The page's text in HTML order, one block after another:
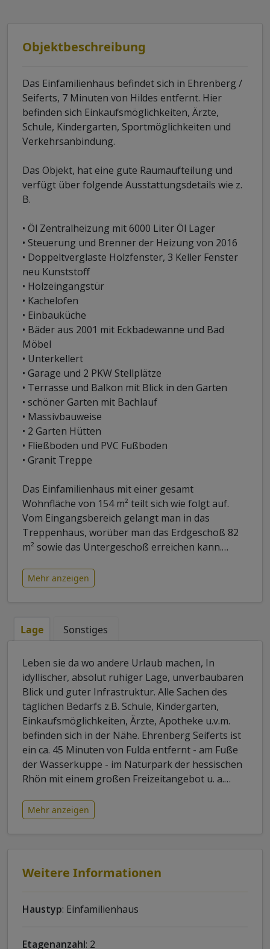
Objektbeschreibung
Das Einfamilienhaus befindet sich in Ehrenberg /
Seiferts, 7 Minuten von Hildes entfernt. Hier
befinden sich Einkaufsmöglichkeiten, Ärzte,
Schule, Kindergarten, Sportmöglichkeiten und
Verkehrsanbindung.
Das Objekt, hat eine gute Raumaufteilung und
verfügt über folgende Ausstattungsdetails wie z.
B.
• Öl Zentralheizung mit 6000 Liter Öl Lager
• Steuerung und Brenner der Heizung von 2016
• Doppeltverglaste Holzfenster, 3 Keller Fenster
neu Kunststoff
• Holzeingangstür
• Kachelofen
• Einbauküche
• Bäder aus 2001 mit Eckbadewanne und Bad
Möbel
• Unterkellert
• Garage und 2 PKW Stellplätze
• Terrasse und Balkon mit Blick in den Garten
• schöner Garten mit Bachlauf
• Massivbauweise
• 2 Garten Hütten
• Fließboden und PVC Fußboden
• Granit Treppe
Das Einfamilienhaus mit einer gesamt
Wohnfläche von 154 m² teilt sich wie folgt auf.
Vom Eingangsbereich gelangt man in das
Treppenhaus, worüber man das Erdgeschoß 82
m² sowie das Untergeschoß erreichen kann.…
Mehr anzeigen
Lage Sonstiges
Leben sie da wo andere Urlaub machen, In
idyllischer, absolut ruhiger Lage, unverbaubaren
Blick und guter Infrastruktur. Alle Sachen des
täglichen Bedarfs z.B. Schule, Kindergarten,
Einkaufsmöglichkeiten, Ärzte, Apotheke u.v.m.
befinden sich in der Nähe. Ehrenberg Seiferts ist
ein ca. 45 Minuten von Fulda entfernt - am Fuße
der Wasserkuppe - im Naturpark der hessischen
Rhön mit einem großen Freizeitangebot u. a.…
Mehr anzeigen
Weitere Informationen
Haustyp: Einfamilienhaus
Etagenanzahl: 2